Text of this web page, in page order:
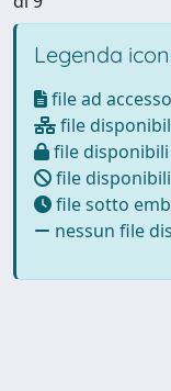
Legenda
file ad
file
file
file
file sotto
nessun file